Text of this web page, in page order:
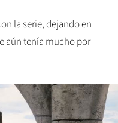
la serie, dejando en
aún tenía mucho por